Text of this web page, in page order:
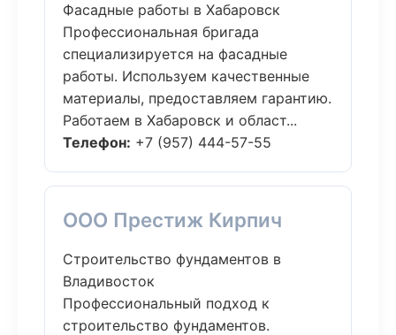
Фасадные работы в Хабаровск
Профессиональная бригада
специализируется на фасадные
работы. Используем качественные
материалы, предоставляем гарантию.
Работаем в Хабаровск и област...
Телефон: +7 (957) 444-57-55
ООО Престиж Кирпич
Строительство фундаментов в
Владивосток
Профессиональный подход к
строительство фундаментов.